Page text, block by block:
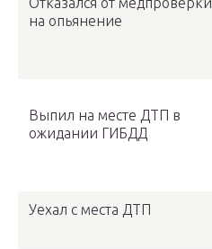
на опьянение
Выпил на месте ДТП в
ожидании ГИБДД
Уехал с места ДТП